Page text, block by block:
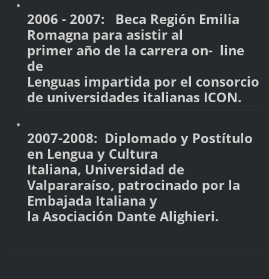
2006 - 2007: Beca Región Emilia
Romagna para asistir al
primer año de la carrera on- line
de
Lenguas impartida por el consorcio
de universidades italianas ICON.
2007-2008: Diplomado y Postítulo
en Lengua y Cultura
Italiana, Universidad de
Valpararaíso, patrocinado por la
Embajada Italiana y
la Asociación Dante Alighieri.